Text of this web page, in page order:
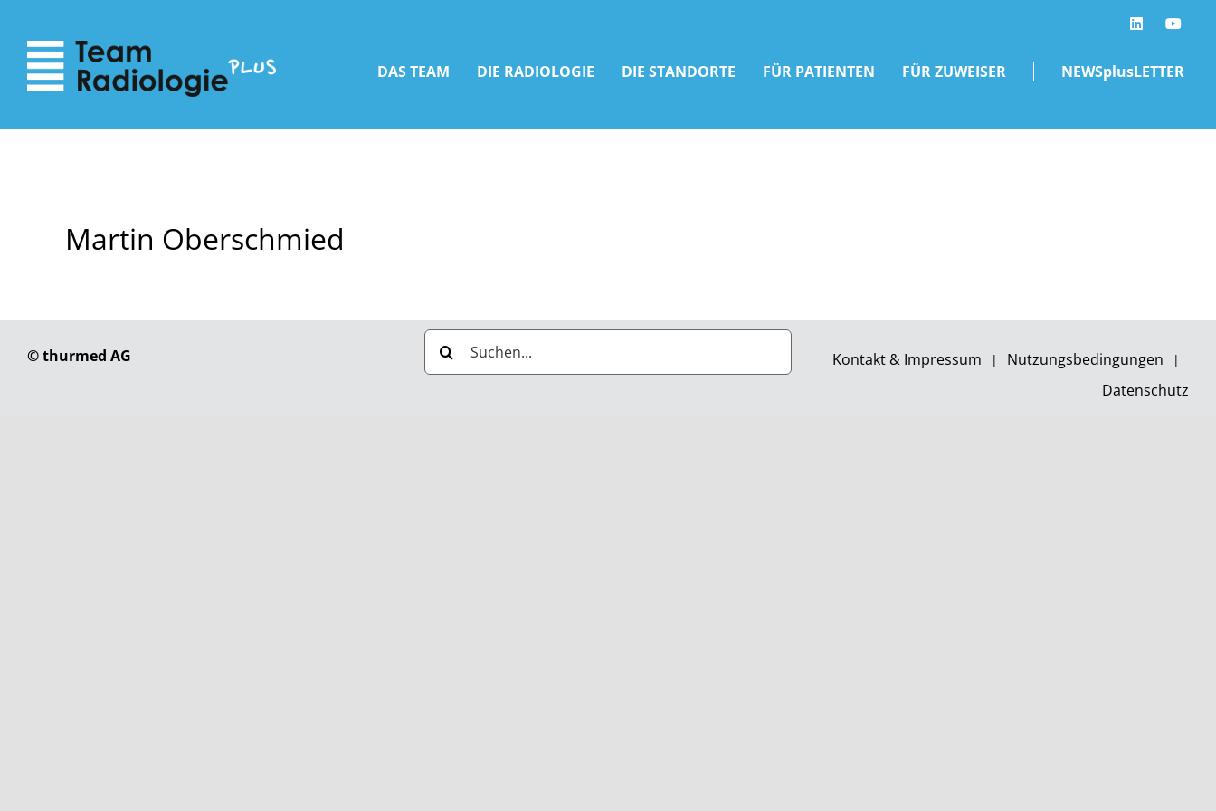
Inhalt
Navigation
LinkedIn
DAS TEAM DIE RADIOLOGIE DIE STANDORTE FÜR PATIENTEN FÜR ZUWEISER NEWSplusLETTER
Martin Oberschmied
© thurmed AG
Suche
nach:
Kontakt & Impressum
Nutzungsbedingungen
Datenschutz